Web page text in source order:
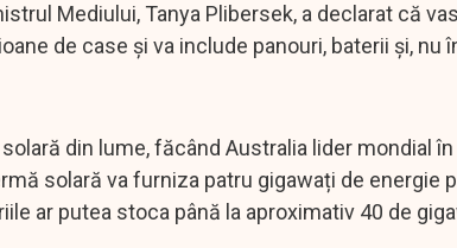
Mediului, Tanya Plibersek, a declarat că
de case și va include panouri, baterii și, nu
din lume, făcând Australia lider mondial
solară va furniza patru gigawați de energie
ar putea stoca până la aproximativ 40 de